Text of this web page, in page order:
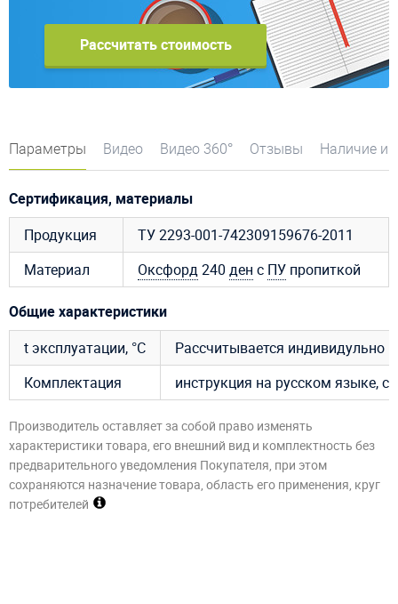
Рассчитать стоимость
Параметры Видео Видео 360° Отзывы Наличие и
Сертификация, материалы
Продукция
ТУ 2293-001-742309159676-2011
Материал
Оксфорд240 ден с ПУ пропиткой
Общие характеристики
t эксплуатации, °C
Рассчитывается индивидульно
Комплектация
инструкция на русском языке,
Производитель оставляет за собой право изменять
характеристики товара, его внешний вид и комплектность без
предварительного уведомления Покупателя, при этом
сохраняются назначение товара, область его применения, круг
потребителей